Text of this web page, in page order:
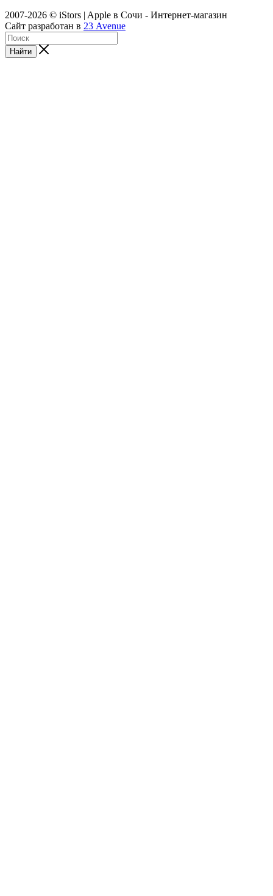
2007-2026 © iStors | Apple в Сочи - Интернет-магазин
Сайт разработан в 23 Avenue
Найти